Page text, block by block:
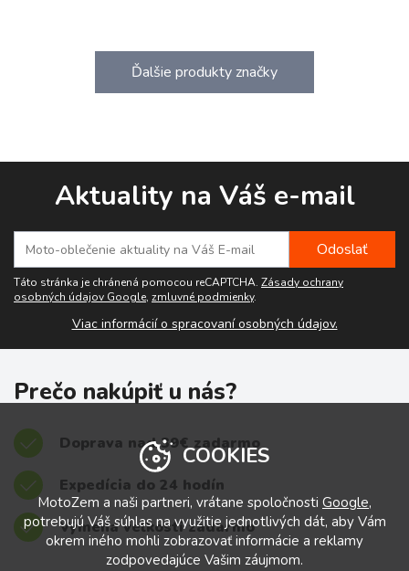
Ďalšie produkty značky
Aktuality na Váš e-mail
Táto stránka je chránená pomocou reCAPTCHA. Zásady ochrany
osobných údajov Google, zmluvné podmienky.
Viac informácií o spracovaní osobných údajov.
Prečo nakúpiť u nás?
Doprava nad 39€ zadarmo
Expedícia do 24 hodín
Výmena veľkostí zadarmo
COOKIES
MotoZem a naši partneri, vrátane spoločnosti Google,
potrebujú Váš súhlas na využitie jednotlivých dát, aby Vám
okrem iného mohli zobrazovať informácie a reklamy
zodpovedajúce Vašim záujmom.